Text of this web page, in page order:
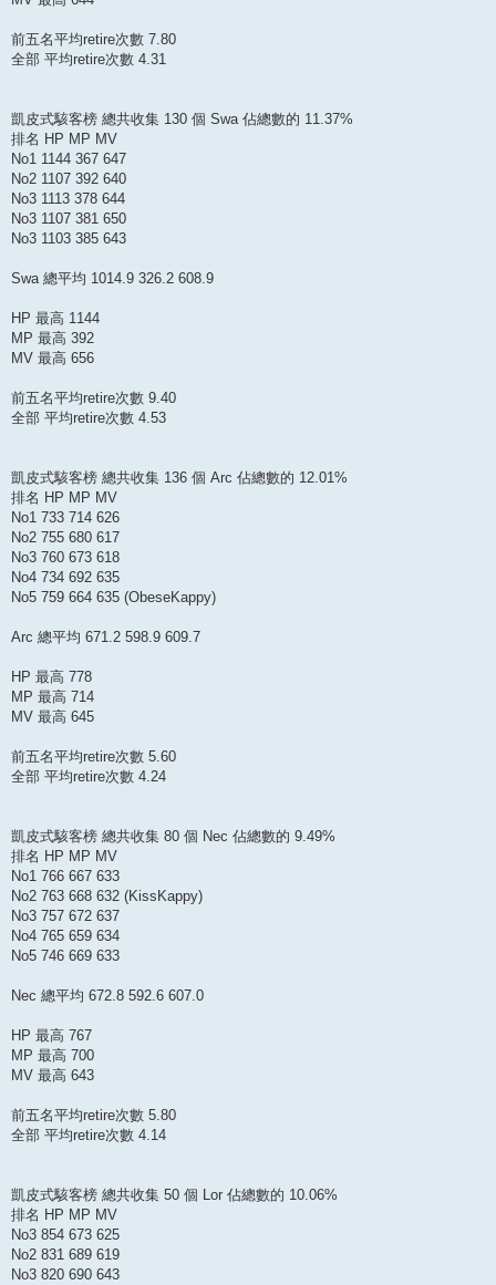
前五名平均retire次數 7.80
全部 平均retire次數 4.31
凱皮式駭客榜 總共收集 130 個 Swa 佔總數的 11.37%
排名 HP MP MV
No1 1144 367 647
No2 1107 392 640
No3 1113 378 644
No3 1107 381 650
No3 1103 385 643
Swa 總平均 1014.9 326.2 608.9
HP 最高 1144
MP 最高 392
MV 最高 656
前五名平均retire次數 9.40
全部 平均retire次數 4.53
凱皮式駭客榜 總共收集 136 個 Arc 佔總數的 12.01%
排名 HP MP MV
No1 733 714 626
No2 755 680 617
No3 760 673 618
No4 734 692 635
No5 759 664 635 (ObeseKappy)
Arc 總平均 671.2 598.9 609.7
HP 最高 778
MP 最高 714
MV 最高 645
前五名平均retire次數 5.60
全部 平均retire次數 4.24
凱皮式駭客榜 總共收集 80 個 Nec 佔總數的 9.49%
排名 HP MP MV
No1 766 667 633
No2 763 668 632 (KissKappy)
No3 757 672 637
No4 765 659 634
No5 746 669 633
Nec 總平均 672.8 592.6 607.0
HP 最高 767
MP 最高 700
MV 最高 643
前五名平均retire次數 5.80
全部 平均retire次數 4.14
凱皮式駭客榜 總共收集 50 個 Lor 佔總數的 10.06%
排名 HP MP MV
No3 854 673 625
No2 831 689 619
No3 820 690 643